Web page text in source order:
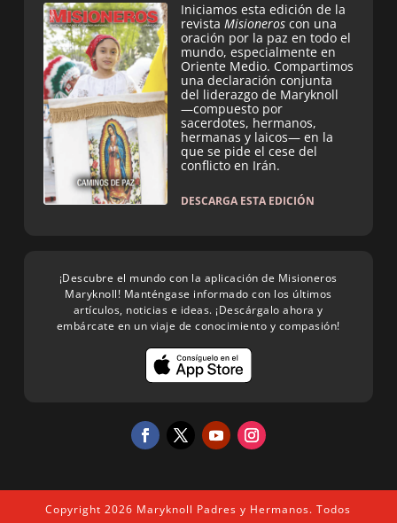
Iniciamos esta edición de la
revista Misioneros con una
oración por la paz en todo el
mundo, especialmente en
Oriente Medio. Compartimos
una declaración conjunta
del liderazgo de Maryknoll
—compuesto por
sacerdotes, hermanos,
hermanas y laicos— en la
que se pide el cese del
conflicto en Irán.
DESCARGA ESTA EDICIÓN
¡Descubre el mundo con la aplicación de Misioneros
Maryknoll! Manténgase informado con los últimos
artículos, noticias e ideas. ¡Descárgalo ahora y
embárcate en un viaje de conocimiento y compasión!
Copyright 2026 Maryknoll Padres y Hermanos. Todos